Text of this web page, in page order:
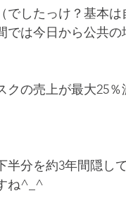
でしたっけ？基本
では今日から公共
クの売上が最大25
半分を約3年間隠し
ね^_^